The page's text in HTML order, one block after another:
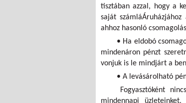
tisztában azzal, hogy a
saját
ahhoz hasonló
• Ha eldobó
mindenáron pénzt
vonjuk is le mindjárt a
• A levásárolható
Fogyasztóként
mindennapi